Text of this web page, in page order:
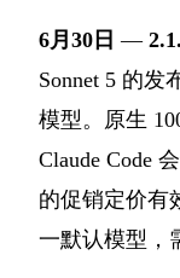
6月30日 —
Sonnet 5 的发
模型。原生
Claude Code
的促销定价有
一默认模型，